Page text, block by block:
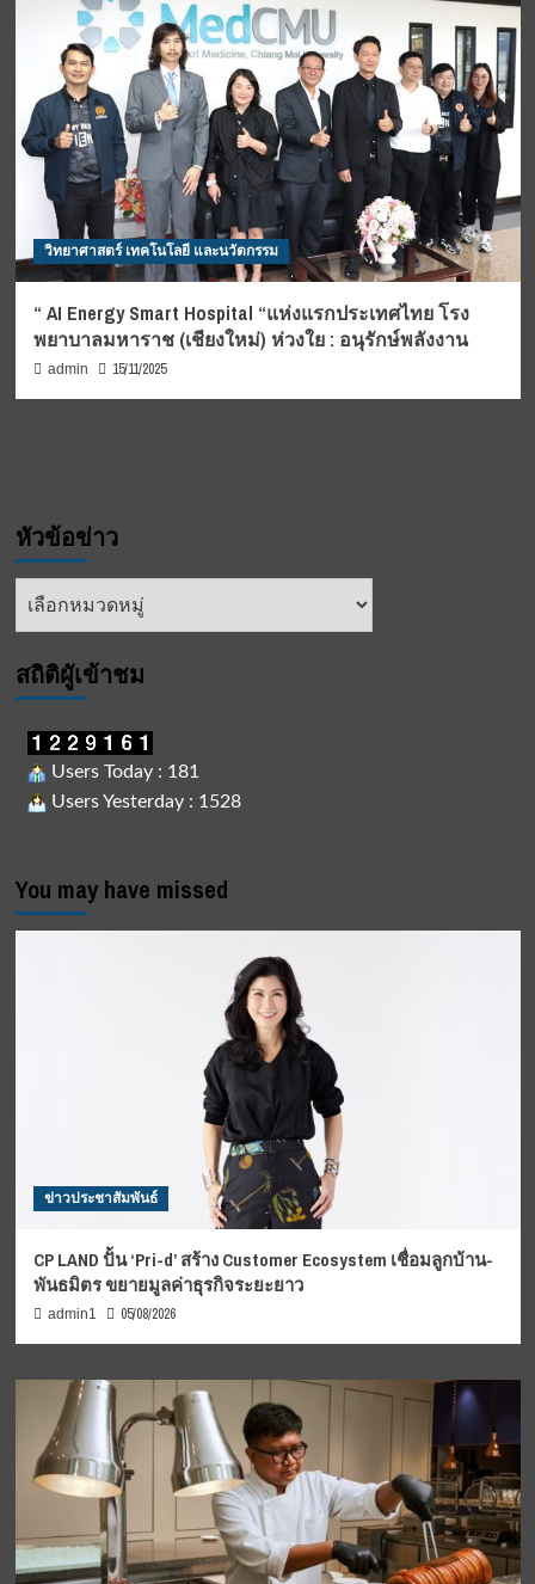
วิทยาศาสตร์ เทคโนโลยี และนวัตกรรม
“ AI Energy Smart Hospital “แห่งแรกประเทศไทย โรง
พยาบาลมหาราช (เชียงใหม่) ห่วงใย : อนุรักษ์พลังงาน
admin 15/11/2025
หัวข้อข่าว
หัวข้อ
สถิติผูัเข้าชม
Users Today : 181
Users Yesterday : 1528
You may have missed
ข่าวประชาสัมพันธ์
CP LAND ปั้น ‘Pri-d’ สร้าง Customer Ecosystem เชื่อมลูกบ้าน-
พันธมิตร ขยายมูลค่าธุรกิจระยะยาว
admin1 05/08/2026